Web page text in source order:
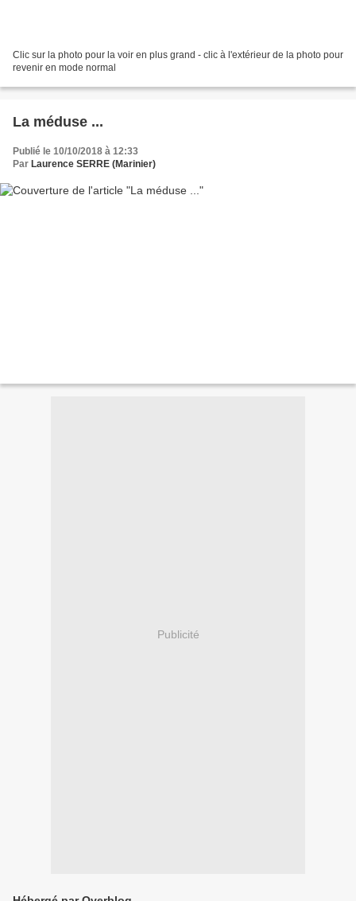
Clic sur la photo pour la voir en plus grand - clic à l'extérieur de la photo pour
revenir en mode normal
La méduse ...
Publié le 10/10/2018 à 12:33
Par Laurence SERRE (Marinier)
Publicité